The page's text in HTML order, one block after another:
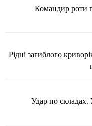
Командир роти
Рідні загиблого
Удар по